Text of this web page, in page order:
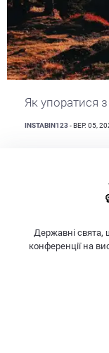
Як упоратися
INSTABIN123 - ВЕР. 05,
Державні свята,
конференції на